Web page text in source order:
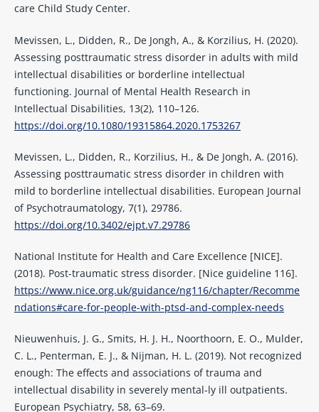
care Child Study Center.
Mevissen, L., Didden, R., De Jongh, A., & Korzilius, H. (2020).
Assessing posttraumatic stress disorder in adults with mild
intellectual disabilities or borderline intellectual
functioning. Journal of Mental Health Research in
Intellectual Disabilities, 13(2), 110–126.
https://doi.org/10.1080/19315864.2020.1753267
Mevissen, L., Didden, R., Korzilius, H., & De Jongh, A. (2016).
Assessing posttraumatic stress disorder in children with
mild to borderline intellectual disabilities. European Journal
of Psychotraumatology, 7(1), 29786.
https://doi.org/10.3402/ejpt.v7.29786
National Institute for Health and Care Excellence [NICE].
(2018). Post-traumatic stress disorder. [Nice guideline 116].
https://www.nice.org.uk/guidance/ng116/chapter/Recomme
ndations#care-for-people-with-ptsd-and-complex-needs
Nieuwenhuis, J. G., Smits, H. J. H., Noorthoorn, E. O., Mulder,
C. L., Penterman, E. J., & Nijman, H. L. (2019). Not recognized
enough: The effects and associations of trauma and
intellectual disability in severely mental-ly ill outpatients.
European Psychiatry, 58, 63–69.